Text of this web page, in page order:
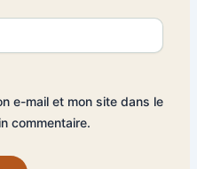
e-mail et mon site dans le
commentaire.